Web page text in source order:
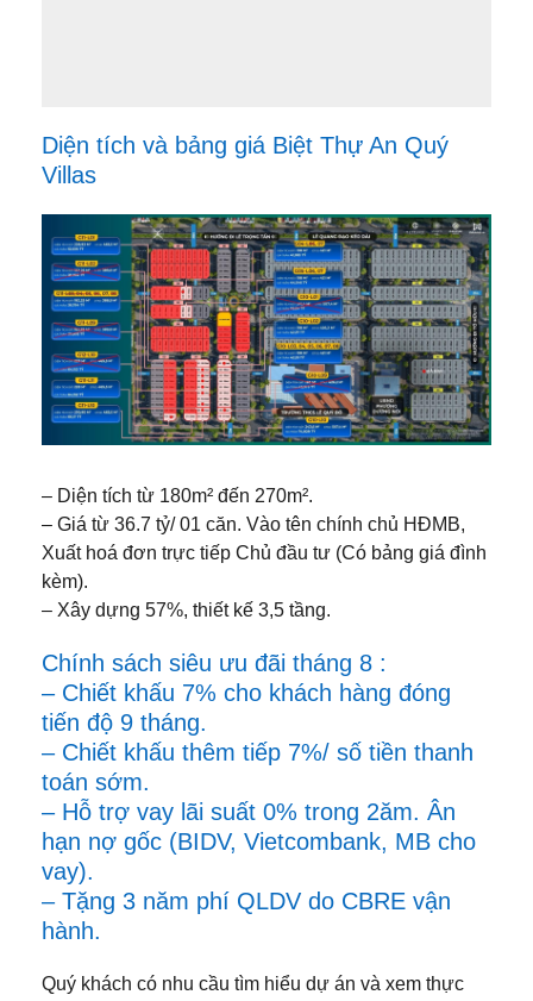
Diện tích và bảng giá Biệt Thự An Quý
Villas
– Diện tích từ 180m² đến 270m².
– Giá từ 36.7 tỷ/ 01 căn. Vào tên chính chủ HĐMB,
Xuất hoá đơn trực tiếp Chủ đầu tư (Có bảng giá đình
kèm).
– Xây dựng 57%, thiết kế 3,5 tầng.
Chính sách siêu ưu đãi tháng 8 :
– Chiết khấu 7% cho khách hàng đóng
tiến độ 9 tháng.
– Chiết khấu thêm tiếp 7%/ số tiền thanh
toán sớm.
– Hỗ trợ vay lãi suất 0% trong 2ăm. Ân
hạn nợ gốc (BIDV, Vietcombank, MB cho
vay).
– Tặng 3 năm phí QLDV do CBRE vận
hành.
Quý khách có nhu cầu tìm hiểu dự án và xem thực